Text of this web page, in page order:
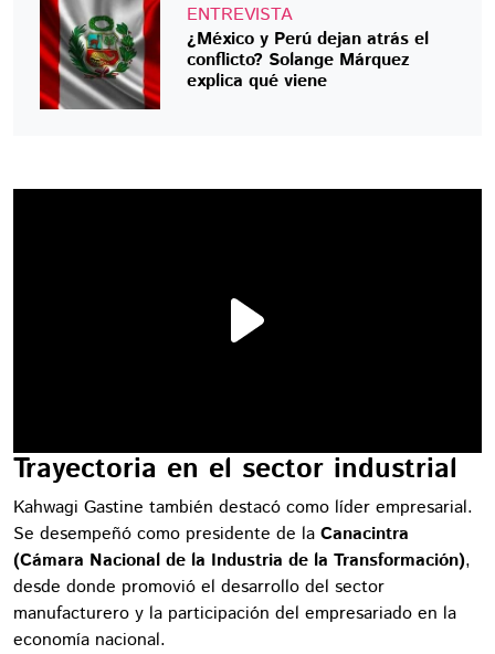
ENTREVISTA
¿México y Perú dejan atrás el
conflicto? Solange Márquez
explica qué viene
Trayectoria en el sector industrial
Kahwagi Gastine también destacó como líder empresarial.
Se desempeñó como presidente de la Canacintra
(Cámara Nacional de la Industria de la Transformación),
desde donde promovió el desarrollo del sector
manufacturero y la participación del empresariado en la
economía nacional.